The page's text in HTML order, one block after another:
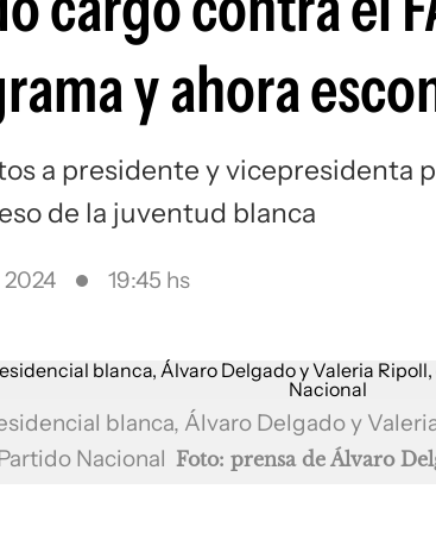
y ahora
a presidente y vicepresidenta
de la juventud blanca
19:45 hs
blanca, Álvaro Delgado y
Nacional Foto: prensa de Álvaro